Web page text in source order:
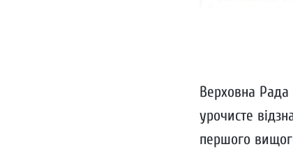
Верховна Рада
урочисте
першого